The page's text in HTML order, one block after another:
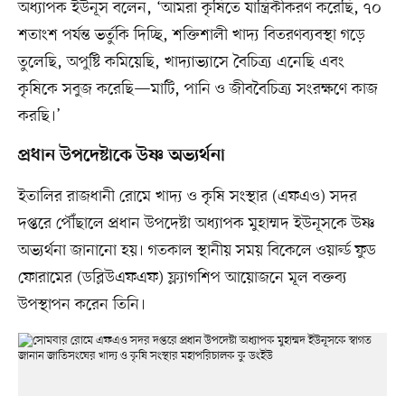
অধ্যাপক ইউনূস বলেন, ‘আমরা কৃষিতে যান্ত্রিকীকরণ করেছি, ৭০
শতাংশ পর্যন্ত ভর্তুকি দিচ্ছি, শক্তিশালী খাদ্য বিতরণব্যবস্থা গড়ে
তুলেছি, অপুষ্টি কমিয়েছি, খাদ্যাভ্যাসে বৈচিত্র্য এনেছি এবং
কৃষিকে সবুজ করেছি—মাটি, পানি ও জীববৈচিত্র্য সংরক্ষণে কাজ
করছি।’
প্রধান উপদেষ্টাকে উষ্ণ অভ্যর্থনা
ইতালির রাজধানী রোমে খাদ্য ও কৃষি সংস্থার (এফএও) সদর
দপ্তরে পৌঁছালে প্রধান উপদেষ্টা অধ্যাপক মুহাম্মদ ইউনূসকে উষ্ণ
অভ্যর্থনা জানানো হয়। গতকাল স্থানীয় সময় বিকেলে ওয়ার্ল্ড ফুড
ফোরামের (ডব্লিউএফএফ) ফ্ল্যাগশিপ আয়োজনে মূল বক্তব্য
উপস্থাপন করেন তিনি।